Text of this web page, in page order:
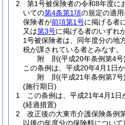
2
第1号被保険者の令和8年度に
いての第4条第1項の規定の適
保険者が前項第1号に掲げる者
又は第3号に掲げる者のいずれ
1号被保険者は、同年度分の地
税が課されている者とみなす。
附 則(平成20年条例第4号)
この条例は、平成20年4月1日か
附 則(平成21年条例第7号)
(施行期日)
1
この条例は、平成21年4月1日
(経過措置)
2
改正後の大東市介護保険条例
以後の年度分の保険料につい